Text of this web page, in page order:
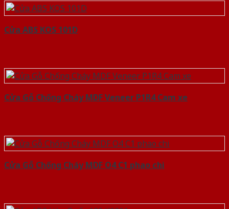
Cửa ABS KOS 101D
Cửa Gỗ Chống Cháy MDF Veneer P1R4 Cam xe
Cửa Gỗ Chống Cháy MDF O4 C1 phao chi